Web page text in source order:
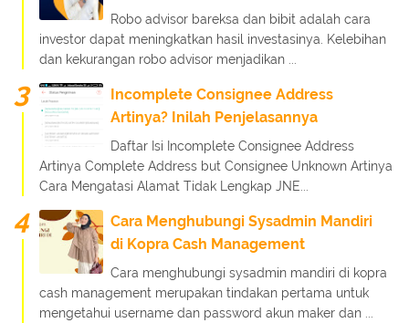
Robo advisor bareksa dan bibit adalah cara
investor dapat meningkatkan hasil investasinya. Kelebihan
dan kekurangan robo advisor menjadikan ...
Incomplete Consignee Address
Artinya? Inilah Penjelasannya
Daftar Isi Incomplete Consignee Address
Artinya Complete Address but Consignee Unknown Artinya
Cara Mengatasi Alamat Tidak Lengkap JNE...
Cara Menghubungi Sysadmin Mandiri
di Kopra Cash Management
Cara menghubungi sysadmin mandiri di kopra
cash management merupakan tindakan pertama untuk
mengetahui username dan password akun maker dan ...